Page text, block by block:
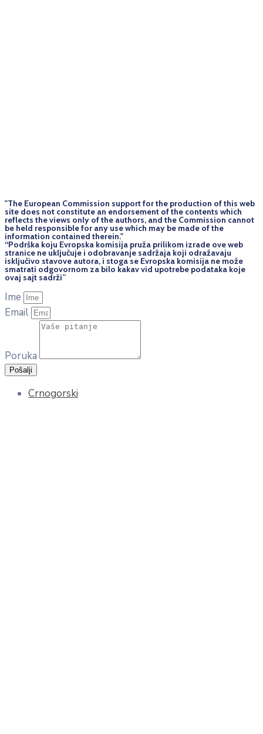
"The European Commission support for the production of this web
site does not constitute an endorsement of the contents which
reflects the views only of the authors, and the Commission cannot
be held responsi­ble for any use which may be made of the
information contained therein."
“Podrška koju Evropska komisija pruža prilikom izrade ove web
stranice ne uključuje i odobravanje sadržaja koji odražavaju
isključivo stavove autora, i stoga se Evropska komisija ne može
smatrati odgovornom za bilo kakav vid upotrebe podataka koje
ovaj sajt sadrži”
Ime
Email
Poruka
Pošalji
Crnogorski